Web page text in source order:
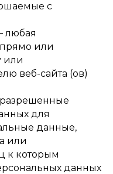
с
любая
или
или
веб-сайта (ов)
для
данные,
или
к которым
данных